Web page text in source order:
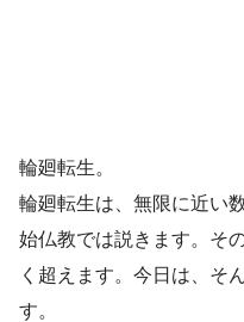
輪廻転生。
輪廻転生は、無限に近い
始仏教では説きます。そ
く超えます。今日は、そ
す。